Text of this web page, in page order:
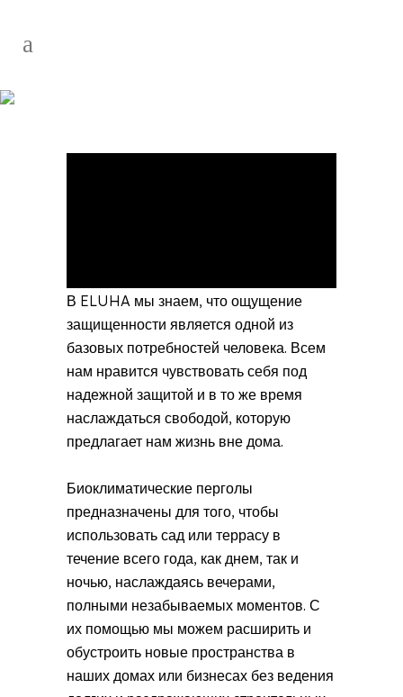
В ELUHA мы знаем, что ощущение
защищенности является одной из
базовых потребностей человека. Всем
нам нравится чувствовать себя под
надежной защитой и в то же время
наслаждаться свободой, которую
предлагает нам жизнь вне дома.
Биоклиматические перголы
предназначены для того, чтобы
использовать сад или террасу в
течение всего года, как днем, так и
ночью, наслаждаясь вечерами,
полными незабываемых моментов. С
их помощью мы можем расширить и
обустроить новые пространства в
наших домах или бизнесах без ведения